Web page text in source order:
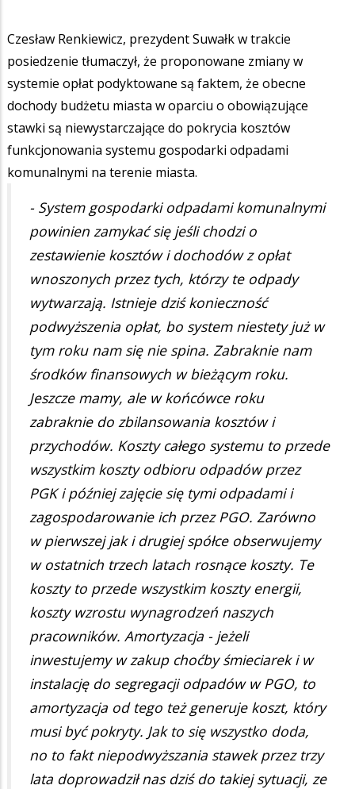
Czesław Renkiewicz, prezydent Suwałk w trakcie
posiedzenie tłumaczył, że proponowane zmiany w
systemie opłat podyktowane są faktem, że obecne
dochody budżetu miasta w oparciu o obowiązujące
stawki są niewystarczające do pokrycia kosztów
funkcjonowania systemu gospodarki odpadami
komunalnymi na terenie miasta.
- System gospodarki odpadami komunalnymi
powinien zamykać się jeśli chodzi o
zestawienie kosztów i dochodów z opłat
wnoszonych przez tych, którzy te odpady
wytwarzają. Istnieje dziś konieczność
podwyższenia opłat, bo system niestety już w
tym roku nam się nie spina. Zabraknie nam
środków finansowych w bieżącym roku.
Jeszcze mamy, ale w końcówce roku
zabraknie do zbilansowania kosztów i
przychodów. Koszty całego systemu to przede
wszystkim koszty odbioru odpadów przez
PGK i później zajęcie się tymi odpadami i
zagospodarowanie ich przez PGO. Zarówno
w pierwszej jak i drugiej spółce obserwujemy
w ostatnich trzech latach rosnące koszty. Te
koszty to przede wszystkim koszty energii,
koszty wzrostu wynagrodzeń naszych
pracowników. Amortyzacja - jeżeli
inwestujemy w zakup choćby śmieciarek i w
instalację do segregacji odpadów w PGO, to
amortyzacja od tego też generuje koszt, który
musi być pokryty. Jak to się wszystko doda,
no to fakt niepodwyższania stawek przez trzy
lata doprowadził nas dziś do takiej sytuacji, ze